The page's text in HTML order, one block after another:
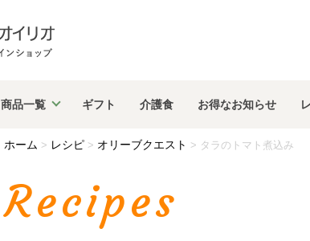
商品一覧 ギフト 介護食 お得なお知らせ
ホーム > レシピ > オリーブクエスト > タラのトマト煮込み
Recipes